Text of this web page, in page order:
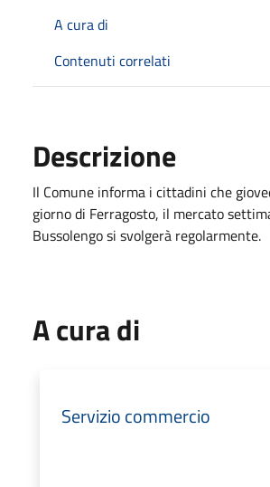
A cura di
Contenuti correlati
Descrizione
Il Comune informa i cittadini che
giorno di Ferragosto, il mercato
Bussolengo si svolgerà regolarmente.
A cura di
Servizio commercio